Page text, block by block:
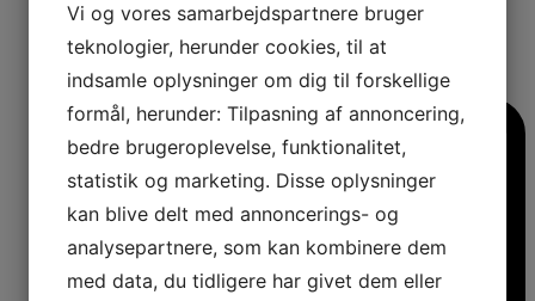
Fritstående køle-/fryseskabe
Integrerbare køle-/fryseskabe
Køleskabe med fryseboks
Amerikanerkøleskabe
Vi og vores samarbejdspartnere bruger
teknologier, herunder cookies, til at
indsamle oplysninger om dig til forskellige
formål, herunder: Tilpasning af annoncering,
bedre brugeroplevelse, funktionalitet,
statistik og marketing. Disse oplysninger
kan blive delt med annoncerings- og
analysepartnere, som kan kombinere dem
med data, du tidligere har givet dem eller